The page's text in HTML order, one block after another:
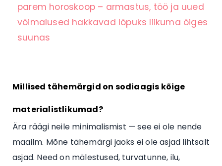
parem horoskoop – armastus, töö ja uued
võimalused hakkavad lõpuks liikuma õiges
suunas
Millised tähemärgid on sodiaagis kõige
materialistlikumad?
Ära räägi neile minimalismist — see ei ole nende
maailm. Mõne tähemärgi jaoks ei ole asjad lihtsalt
asjad. Need on mälestused, turvatunne, ilu,